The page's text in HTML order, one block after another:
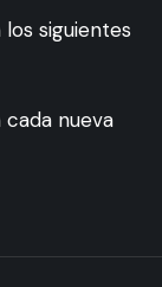
siguientes
nueva